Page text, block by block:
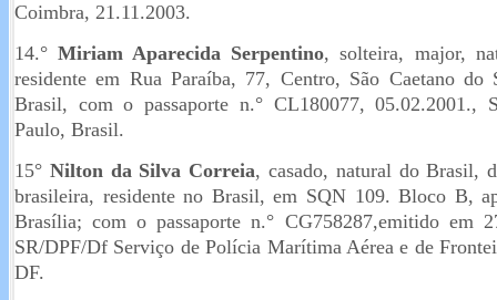
Coimbra, 21.11.2003.
14.°Miriam Aparecida Serpentino, solteira, major,
residente em Rua Paraíba, 77, Centro, São Caetano do
Brasil, com o passaporte n.° CL180077, 05.02.2001.,
Paulo, Brasil.
15° Nilton da Silva Correia, casado, natural do Brasil,
brasileira, residente no Brasil, em SQN 109. Bloco B,
Brasília; com o passaporte n.° CG758287,emitido em
SR/DPF/Df Serviço de Polícia Marítima Aérea e de
DF.